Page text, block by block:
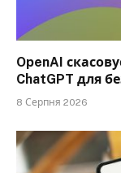
OpenAI
ChatGPT для
8 Серпня 2026